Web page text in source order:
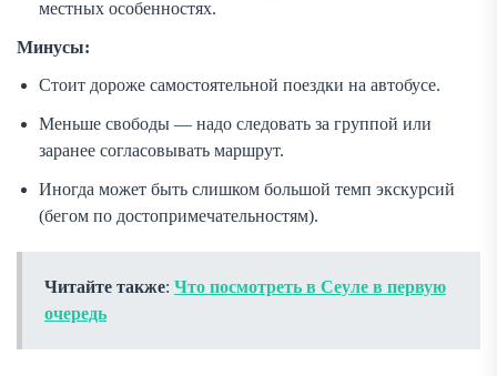
местных особенностях.
Минусы:
Стоит дороже самостоятельной поездки на автобусе.
Меньше свободы — надо следовать за группой или
заранее согласовывать маршрут.
Иногда может быть слишком большой темп экскурсий
(бегом по достопримечательностям).
Читайте также: Что посмотреть в Сеуле в первую
очередь